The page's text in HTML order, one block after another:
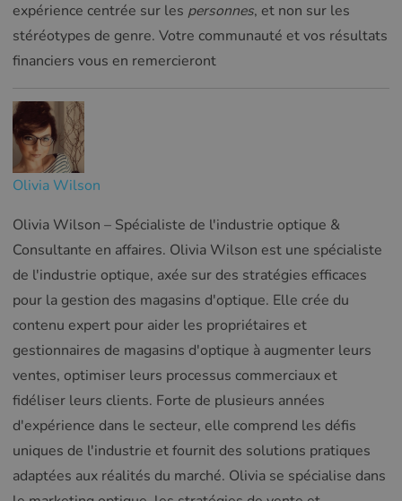
expérience centrée sur les personnes, et non sur les
stéréotypes de genre. Votre communauté et vos résultats
financiers vous en remercieront
Olivia Wilson
Olivia Wilson – Spécialiste de l'industrie optique &
Consultante en affaires. Olivia Wilson est une spécialiste
de l'industrie optique, axée sur des stratégies efficaces
pour la gestion des magasins d'optique. Elle crée du
contenu expert pour aider les propriétaires et
gestionnaires de magasins d'optique à augmenter leurs
ventes, optimiser leurs processus commerciaux et
fidéliser leurs clients. Forte de plusieurs années
d'expérience dans le secteur, elle comprend les défis
uniques de l'industrie et fournit des solutions pratiques
adaptées aux réalités du marché. Olivia se spécialise dans